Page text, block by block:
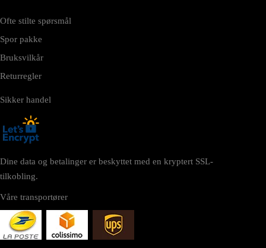
Ofte stilte spørsmål
Spor pakke
Bruksvilkår
Returregler
Sikker handel
Dine data og betalinger er beskyttet med en kryptert SSL-
tilkobling.
Våre transportører